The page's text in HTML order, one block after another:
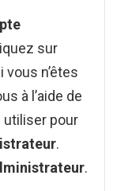
sur
vous n’êtes
à l’aide de
utiliser pour
.
.